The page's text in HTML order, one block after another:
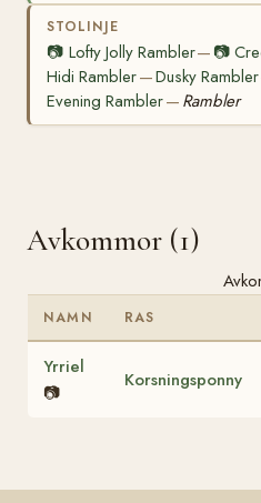
STOLINJE
📷 Lofty Jolly Rambler— 📷
Hidi Rambler—Dusky Rambler
Evening Rambler— Rambler
Avkommor (1)
NAMN RAS
Yrriel
📷
Korsningsponny